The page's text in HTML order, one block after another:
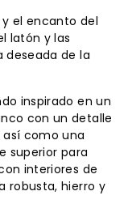
el encanto del
latón y las
deseada de la
inspirado en un
con un detalle
como una
superior para
interiores de
robusta, hierro y